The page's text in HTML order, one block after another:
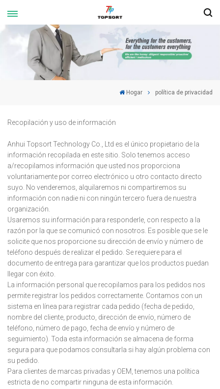
Hogar política de privacidad
Recopilación y uso de información
Anhui Topsort Technology Co., Ltd es el único propietario de la
información recopilada en este sitio. Solo tenemos acceso
a/recopilamos información que usted nos proporciona
voluntariamente por correo electrónico u otro contacto directo
suyo. No venderemos, alquilaremos ni compartiremos su
información con nadie ni con ningún tercero fuera de nuestra
organización.
Usaremos su información para responderle, con respecto a la
razón por la que se comunicó con nosotros. Es posible que se le
solicite que nos proporcione su dirección de envío y número de
teléfono después de realizar el pedido. Se requiere para el
documento de entrega para garantizar que los productos puedan
llegar con éxito.
La información personal que recopilamos para los pedidos nos
permite registrar los pedidos correctamente. Contamos con un
sistema en línea para registrar cada pedido (fecha de pedido,
nombre del cliente, producto, dirección de envío, número de
teléfono, número de pago, fecha de envío y número de
seguimiento). Toda esta información se almacena de forma
segura para que podamos consultarla si hay algún problema con
su pedido.
Para clientes de marcas privadas y OEM, tenemos una política
estricta de no compartir ninguna de esta información.